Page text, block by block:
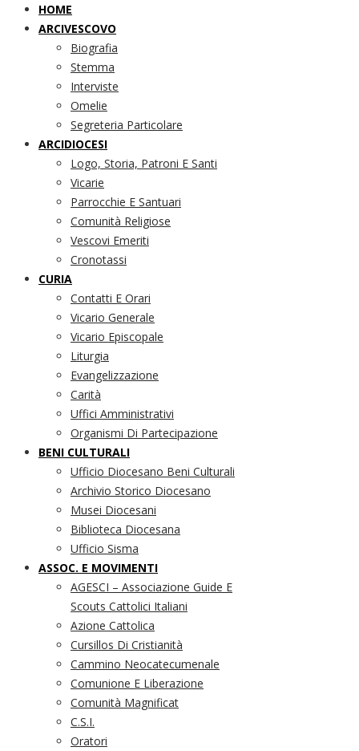
HOME
ARCIVESCOVO
Biografia
Stemma
Interviste
Omelie
Segreteria Particolare
ARCIDIOCESI
Logo, Storia, Patroni E Santi
Vicarie
Parrocchie E Santuari
Comunità Religiose
Vescovi Emeriti
Cronotassi
CURIA
Contatti E Orari
Vicario Generale
Vicario Episcopale
Liturgia
Evangelizzazione
Carità
Uffici Amministrativi
Organismi Di Partecipazione
BENI CULTURALI
Ufficio Diocesano Beni Culturali
Archivio Storico Diocesano
Musei Diocesani
Biblioteca Diocesana
Ufficio Sisma
ASSOC. E MOVIMENTI
AGESCI – Associazione Guide E
Scouts Cattolici Italiani
Azione Cattolica
Cursillos Di Cristianità
Cammino Neocatecumenale
Comunione E Liberazione
Comunità Magnificat
C.S.I.
Oratori